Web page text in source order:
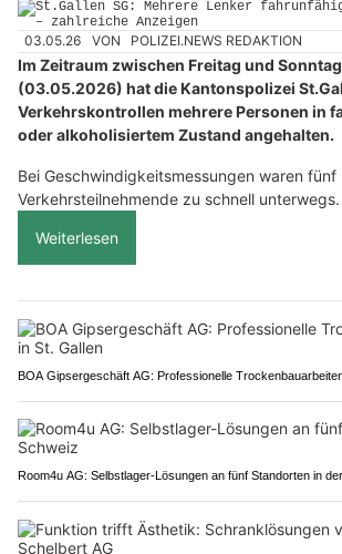
03.05.26 VON POLIZEI.NEWS REDAKTION
Im Zeitraum zwischen Freitag und
(03.05.2026) hat die Kantonspolizei
Verkehrskontrollen mehrere Personen in
oder alkoholisiertem Zustand angehalten.
Bei Geschwindigkeitsmessungen waren fünf
Verkehrsteilnehmende zu schnell unterwegs.
Weiterlesen
BOA Gipsergeschäft AG: Professionelle
Room4u AG: Selbstlager-Lösungen an fünf Standorten in